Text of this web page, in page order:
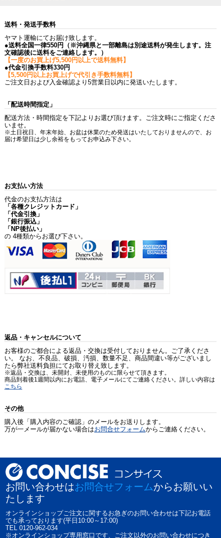
送料・発送手数料
ヤマト運輸にてお届け致します。
●送料全国一律550円（※沖縄県と一部離島は別途送料が発生します。注
文確認後に送料をご連絡します。）
【一度のお買上げ5,500円以上で送料無料】
●代金引換手数料330円
【5,500円以上お買上げで代引き手数料無料】
ご注文日および入金確認より5営業日以内に発送いたします。
「配送時間指定」
配送方法・時間指定を下記よりお選び頂けます。ご注文時にご指定くださ
いませ。
※土日祝日、年末年始、お盆は休業のため発送はいたしておりませんので、お
届け希望日は少し余裕をもってお申込み下さい。
お支払い方法
代金のお支払方法は
「各種クレジットカード」
「代金引換」
「銀行振込」
「NP後払い」
の 4種類からお選び下さい。
返品・キャンセルについて
お客様のご都合による返品・交換は受付しておりません。ご了承くださ
い。 なお、不良品、破損、汚損、数量不足、商品間違い等がございまし
たら弊社送料負担にてお取り替え致します。
※返品・交換は、未開封、未使用のものに限らせて頂きます。
商品到着後1週間以内にお電話、電子メールにてご連絡ください。詳しい内容は
こちら
その他
購入後「購入内容のご確認」のメールをお送りします。
万が一メールが届かない場合はお問合せフォームからご連絡ください。
お問い合わせはお問合せフォームからお願いい
たします
オンラインショップご注文に関するお急ぎのお問い合わせは下記お電話
でも承っております(平日10:00～17:00)
TEL 0120-962-034
※オンラインショップ専用窓口です、ご注文以外のお問い合わせにつき